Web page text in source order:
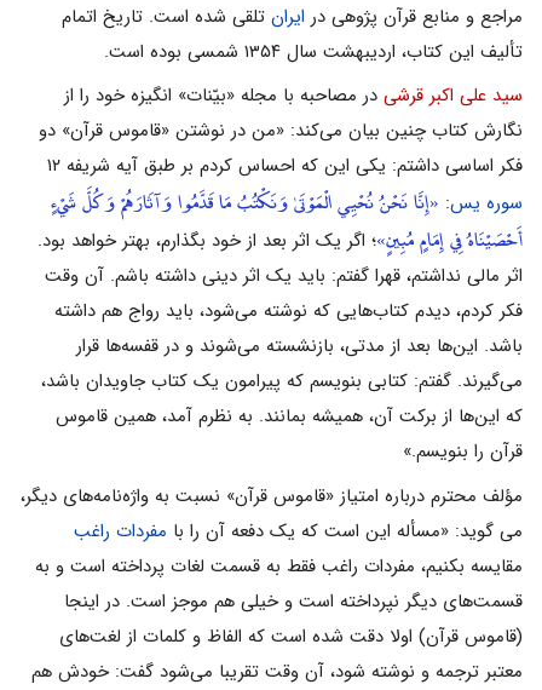
مراجع و منابع قرآن پژوهى در ايران تلقى شده است. تاریخ اتمام
تألیف این کتاب، اردیبهشت سال ۱۳۵۴ شمسی بوده است.
سید علی اکبر قرشی در مصاحبه با مجله «بیّنات» انگیزه خود را از
نگارش کتاب چنین بیان مى‌کند: «من در نوشتن «قاموس قرآن» دو
فکر اساسى داشتم: یکى این که احساس کردم بر طبق آیه شریفه ۱۲
سوره یس: «إِنَّا نَحْنُ نُحْيِي الْمَوْتَىٰ وَنَكْتُبُ مَا قَدَّمُوا وَآثَارَهُمْ وَكُلَّ شَيْءٍ
أَحْصَيْنَاهُ فِي إِمَامٍ مُبِينٍ»؛ اگر یک اثر بعد از خود بگذارم، بهتر خواهد بود.
اثر مالى نداشتم، قهرا گفتم: باید یک اثر دینى داشته باشم. آن وقت
فکر کردم، دیدم کتاب‌هایى که نوشته مى‌شود، باید رواج هم داشته
باشد. این‌ها بعد از مدتى، بازنشسته مى‌شوند و در قفسه‌ها قرار
مى‌گیرند. گفتم: کتابى بنویسم که پیرامون یک کتاب جاویدان باشد،
که این‌ها از برکت آن، همیشه بمانند. به نظرم آمد، همین قاموس
قرآن را بنویسم.»
مؤلف محترم درباره امتیاز «قاموس قرآن» نسبت به واژه‌نامه‌هاى دیگر،
می گوید: «مسأله این است که یک دفعه آن را با مفردات راغب
مقایسه بکنیم، مفردات راغب فقط به قسمت لغات پرداخته است و به
قسمت‌هاى دیگر نپرداخته است و خیلى هم موجز است. در اینجا
(قاموس قرآن) اولا دقت شده است که الفاظ و کلمات از لغت‌هاى
معتبر ترجمه و نوشته شود، آن وقت تقریبا مى‌شود گفت: خودش هم